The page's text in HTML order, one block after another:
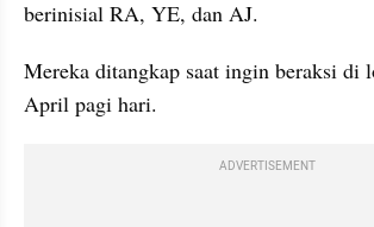
berinisial RA, YE, dan AJ.
Mereka ditangkap saat ingin beraksi di
April pagi hari.
ADVERTISEMENT